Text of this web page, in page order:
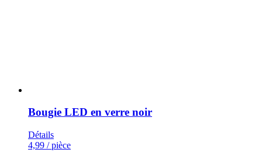
Bougie LED en verre noir
Détails
4,99 / pièce